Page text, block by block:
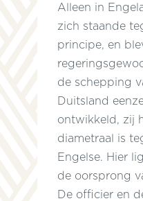
Alleen in
zich staande
principe, en
de schepping
Duitsland
ontwikkeld, zij
diametraal is
Engelse. Hier
de oorsprong
De officier en